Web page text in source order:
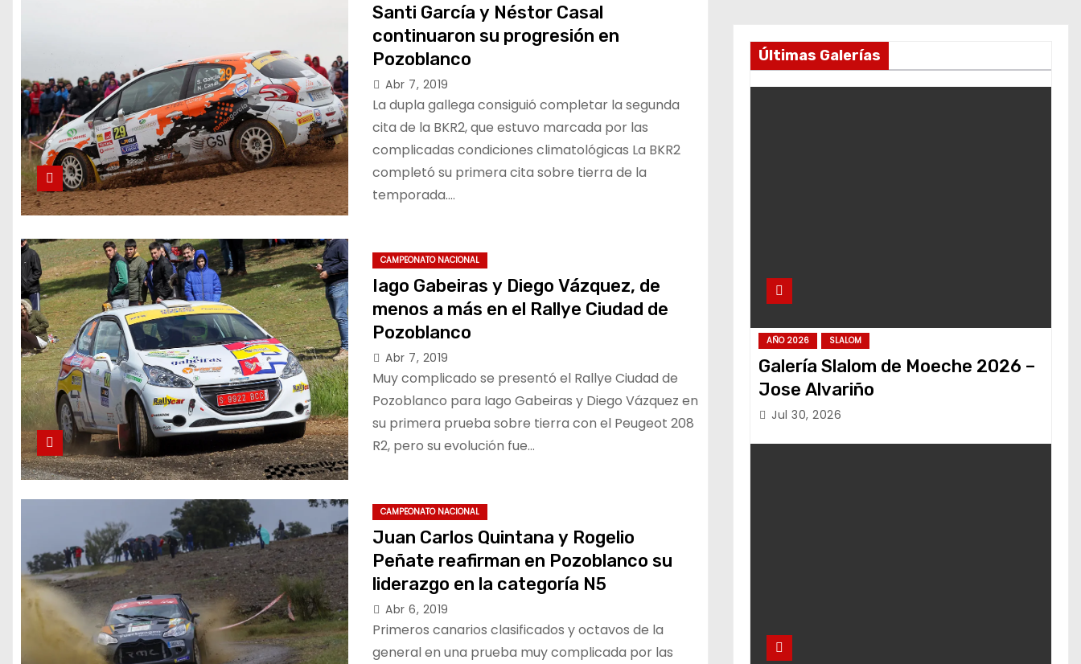
Santi García y Néstor Casal
continuaron su progresión en
Pozoblanco
Abr 7, 2019
La dupla gallega consiguió completar la segunda
cita de la BKR2, que estuvo marcada por las
complicadas condiciones climatológicas La BKR2
completó su primera cita sobre tierra de la
temporada.…
CAMPEONATO NACIONAL
Iago Gabeiras y Diego Vázquez, de
menos a más en el Rallye Ciudad de
Pozoblanco
Abr 7, 2019
Muy complicado se presentó el Rallye Ciudad de
Pozoblanco para Iago Gabeiras y Diego Vázquez en
su primera prueba sobre tierra con el Peugeot 208
R2, pero su evolución fue…
CAMPEONATO NACIONAL
Juan Carlos Quintana y Rogelio
Peñate reafirman en Pozoblanco su
liderazgo en la categoría N5
Abr 6, 2019
Primeros canarios clasificados y octavos de la
general en una prueba muy complicada por las
Últimas Galerías
AÑO 2026 SLALOM
Galería Slalom de Moeche 2026 –
Jose Alvariño
Jul 30, 2026